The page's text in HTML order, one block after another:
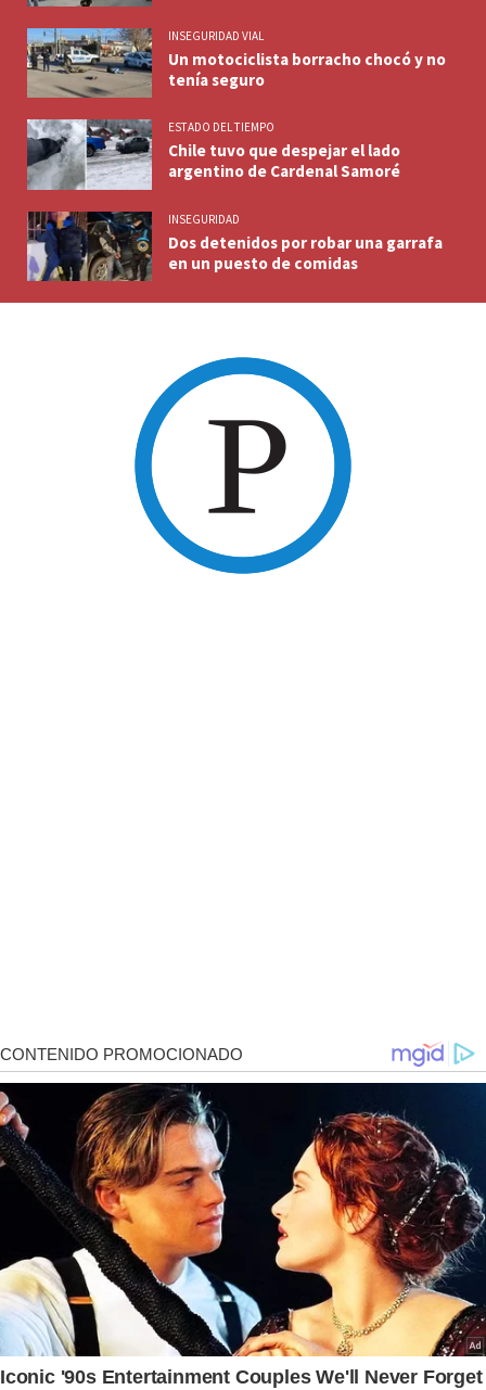
INSEGURIDAD VIAL
Un motociclista borracho chocó y no
tenía seguro
ESTADO DEL TIEMPO
Chile tuvo que despejar el lado
argentino de Cardenal Samoré
INSEGURIDAD
Dos detenidos por robar una garrafa
en un puesto de comidas